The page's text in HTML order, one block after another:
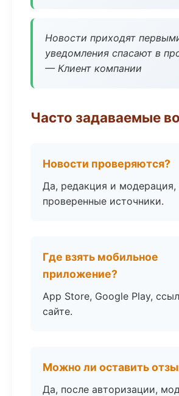
Новости приходят
уведомления спасают в
— Клиент компании
Часто задаваемые
Новости проверяются?
Да, редакция и модерация,
проверенные источники.
Где взять мобильное
приложение?
App Store, Google Play,
сайте.
Можно ли оставить
Да, после авторизации,